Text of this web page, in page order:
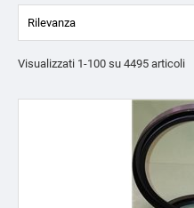
Rilevanza
Visualizzati 1-100 su 4495 articoli